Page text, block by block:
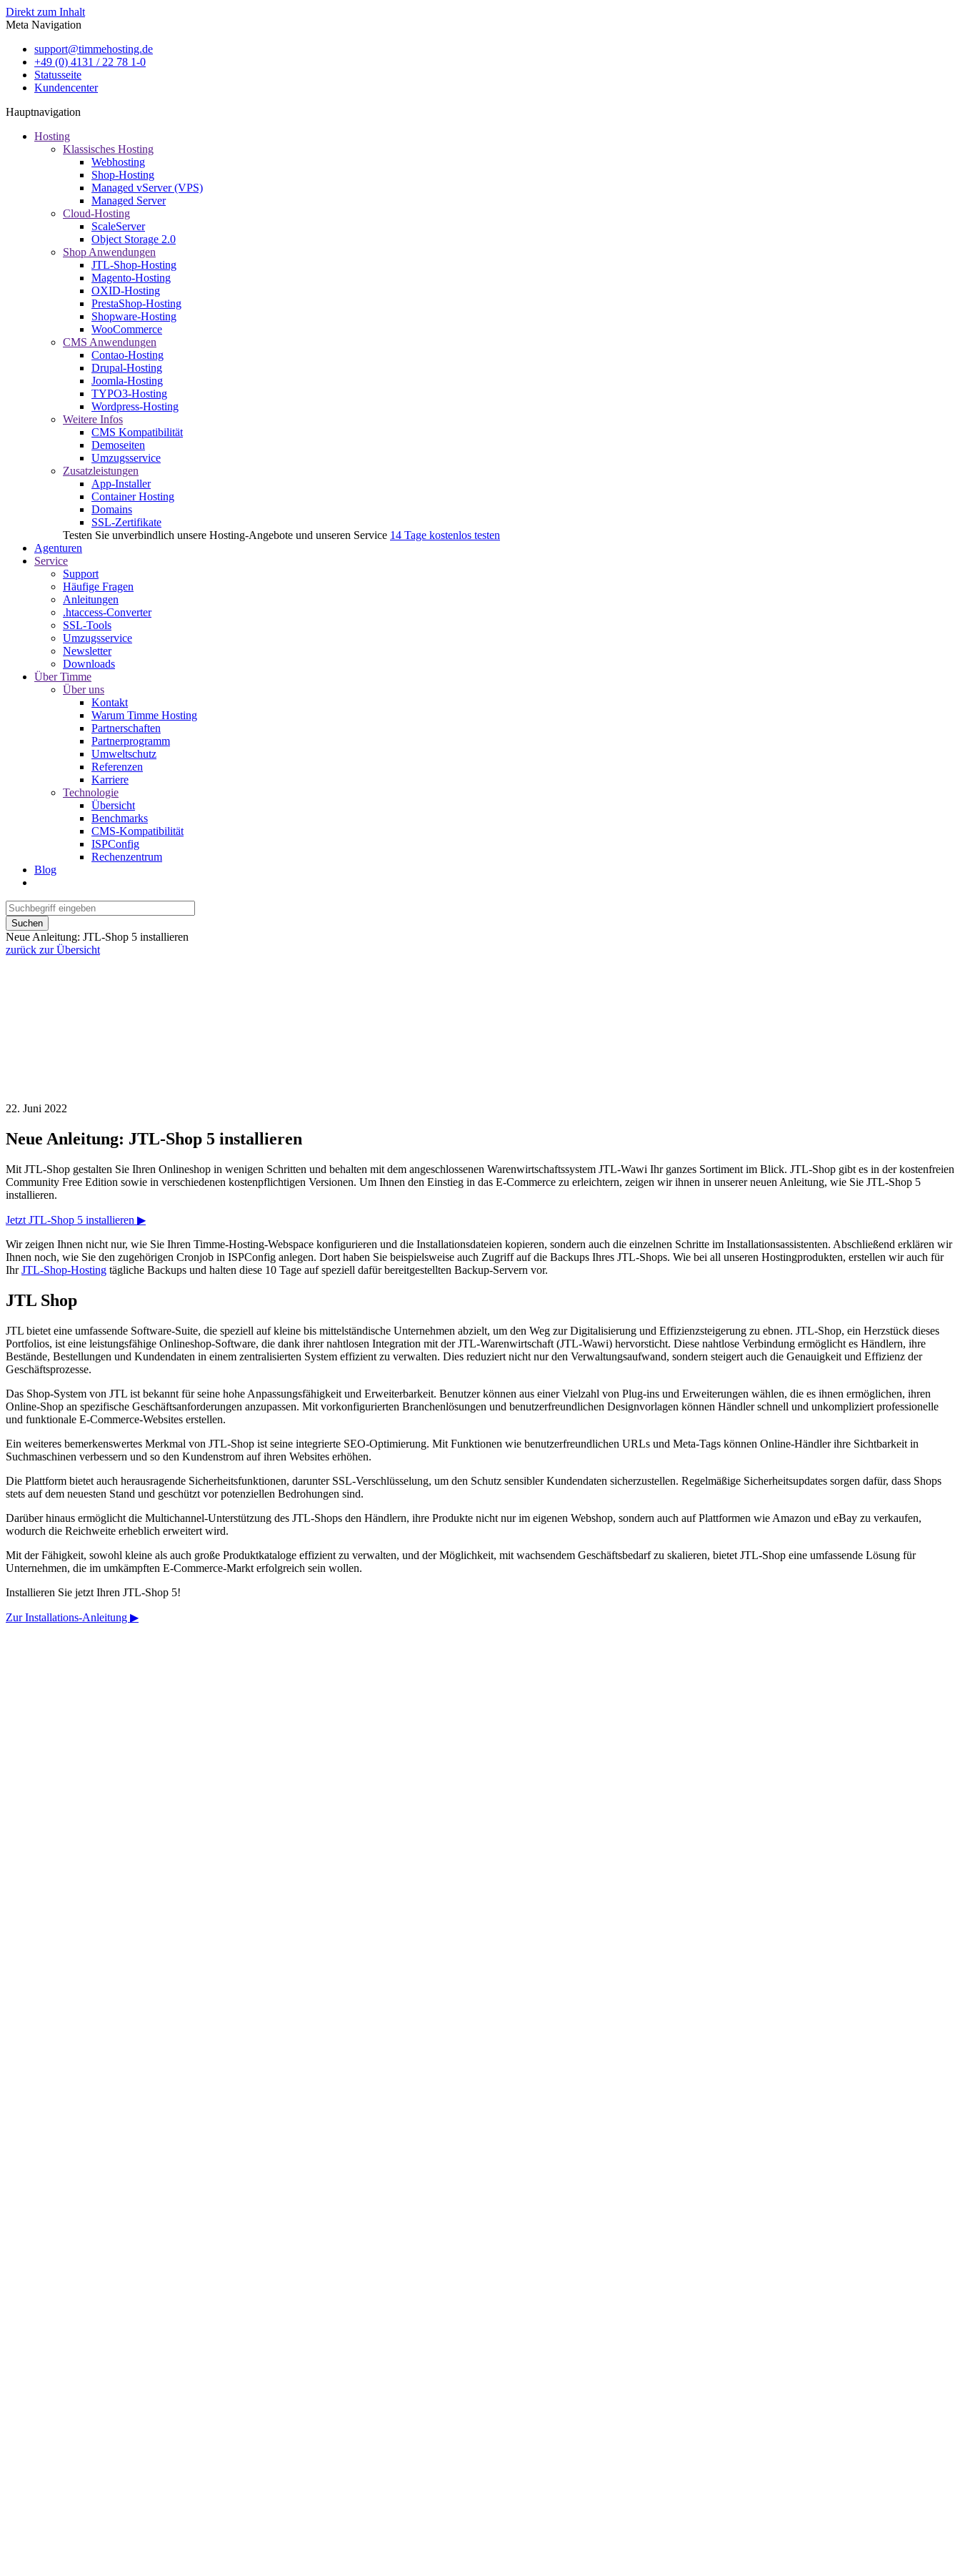
Direkt zum Inhalt
Meta Navigation
support@timmehosting.de
+49 (0) 4131 / 22 78 1-0
Statusseite
Kundencenter
Hauptnavigation
Hosting
Klassisches Hosting
Webhosting
Shop-Hosting
Managed vServer (VPS)
Managed Server
Cloud-Hosting
ScaleServer
Object Storage 2.0
Shop Anwendungen
JTL-Shop-Hosting
Magento-Hosting
OXID-Hosting
PrestaShop-Hosting
Shopware-Hosting
WooCommerce
CMS Anwendungen
Contao-Hosting
Drupal-Hosting
Joomla-Hosting
TYPO3-Hosting
Wordpress-Hosting
Weitere Infos
CMS Kompatibilität
Demoseiten
Umzugsservice
Zusatzleistungen
App-Installer
Container Hosting
Domains
SSL-Zertifikate
Testen Sie unverbindlich unsere Hosting-Angebote und unseren Service 14 Tage kostenlos testen
Agenturen
Service
Support
Häufige Fragen
Anleitungen
.htaccess-Converter
SSL-Tools
Umzugsservice
Newsletter
Downloads
Über Timme
Über uns
Kontakt
Warum Timme Hosting
Partnerschaften
Partnerprogramm
Umweltschutz
Referenzen
Karriere
Technologie
Übersicht
Benchmarks
CMS-Kompatibilität
ISPConfig
Rechenzentrum
Blog
Suchen
Neue Anleitung: JTL-Shop 5 installieren
zurück zur Übersicht
22. Juni 2022
Neue Anleitung: JTL-Shop 5 installieren
Mit JTL-Shop gestalten Sie Ihren Onlineshop in wenigen Schritten und behalten mit dem angeschlossenen Warenwirtschaftssystem JTL-Wawi Ihr ganzes Sortiment im Blick. JTL-Shop gibt es in der kostenfreien
Community Free Edition sowie in verschiedenen kostenpflichtigen Versionen. Um Ihnen den Einstieg in das E-Commerce zu erleichtern, zeigen wir ihnen in unserer neuen Anleitung, wie Sie JTL-Shop 5
installieren.
Jetzt JTL-Shop 5 installieren ▶
Wir zeigen Ihnen nicht nur, wie Sie Ihren Timme-Hosting-Webspace konfigurieren und die Installationsdateien kopieren, sondern auch die einzelnen Schritte im Installationsassistenten. Abschließend erklären wir
Ihnen noch, wie Sie den zugehörigen Cronjob in ISPConfig anlegen. Dort haben Sie beispielsweise auch Zugriff auf die Backups Ihres JTL-Shops. Wie bei all unseren Hostingprodukten, erstellen wir auch für
IhrJTL-Shop-Hosting tägliche Backups und halten diese 10 Tage auf speziell dafür bereitgestellten Backup-Servern vor.
JTL Shop
JTL bietet eine umfassende Software-Suite, die speziell auf kleine bis mittelständische Unternehmen abzielt, um den Weg zur Digitalisierung und Effizienzsteigerung zu ebnen. JTL-Shop, ein Herzstück dieses
Portfolios, ist eine leistungsfähige Onlineshop-Software, die dank ihrer nahtlosen Integration mit der JTL-Warenwirtschaft (JTL-Wawi) hervorsticht. Diese nahtlose Verbindung ermöglicht es Händlern, ihre
Bestände, Bestellungen und Kundendaten in einem zentralisierten System effizient zu verwalten. Dies reduziert nicht nur den Verwaltungsaufwand, sondern steigert auch die Genauigkeit und Effizienz der
Geschäftsprozesse.
Das Shop-System von JTL ist bekannt für seine hohe Anpassungsfähigkeit und Erweiterbarkeit. Benutzer können aus einer Vielzahl von Plug-ins und Erweiterungen wählen, die es ihnen ermöglichen, ihren
Online-Shop an spezifische Geschäftsanforderungen anzupassen. Mit vorkonfigurierten Branchenlösungen und benutzerfreundlichen Designvorlagen können Händler schnell und unkompliziert professionelle
und funktionale E-Commerce-Websites erstellen.
Ein weiteres bemerkenswertes Merkmal von JTL-Shop ist seine integrierte SEO-Optimierung. Mit Funktionen wie benutzerfreundlichen URLs und Meta-Tags können Online-Händler ihre Sichtbarkeit in
Suchmaschinen verbessern und so den Kundenstrom auf ihren Websites erhöhen.
Die Plattform bietet auch herausragende Sicherheitsfunktionen, darunter SSL-Verschlüsselung, um den Schutz sensibler Kundendaten sicherzustellen. Regelmäßige Sicherheitsupdates sorgen dafür, dass Shops
stets auf dem neuesten Stand und geschützt vor potenziellen Bedrohungen sind.
Darüber hinaus ermöglicht die Multichannel-Unterstützung des JTL-Shops den Händlern, ihre Produkte nicht nur im eigenen Webshop, sondern auch auf Plattformen wie Amazon und eBay zu verkaufen,
wodurch die Reichweite erheblich erweitert wird.
Mit der Fähigkeit, sowohl kleine als auch große Produktkataloge effizient zu verwalten, und der Möglichkeit, mit wachsendem Geschäftsbedarf zu skalieren, bietet JTL-Shop eine umfassende Lösung für
Unternehmen, die im umkämpften E-Commerce-Markt erfolgreich sein wollen.
Installieren Sie jetzt Ihren JTL-Shop 5!
Zur Installations-Anleitung ▶